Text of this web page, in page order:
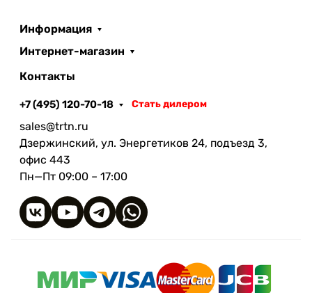
Информация
Интернет-магазин
Контакты
+7 (495) 120-70-18 Стать дилером
sales@trtn.ru
Дзержинский, ул. Энергетиков 24, подъезд 3,
офис 443
Пн—Пт 09:00 – 17:00